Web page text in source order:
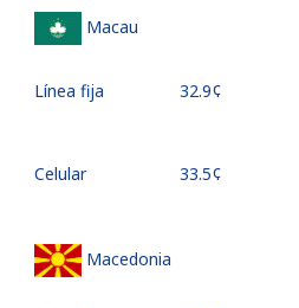
Macau
Línea fija ⁦32.9¢⁩
Celular ⁦33.5¢⁩
Macedonia